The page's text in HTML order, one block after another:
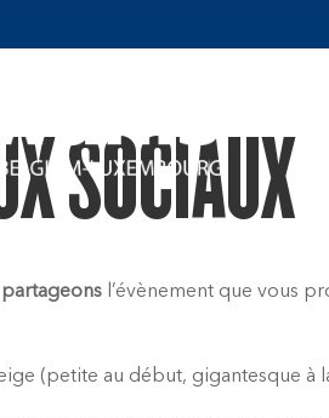
SOCIAUX
partageons l’évènement que vous
(petite au début, gigantesque à